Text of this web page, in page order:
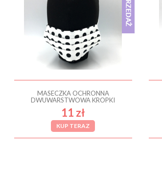
MASECZKA OCHRONNA
DWUWARSTWOWA KROPKI
11 zł
KUP TERAZ